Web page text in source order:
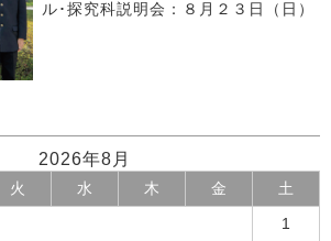
ル･探究科説明会：８月２３日（日）
2026年8月
火 水 木 金 土
1